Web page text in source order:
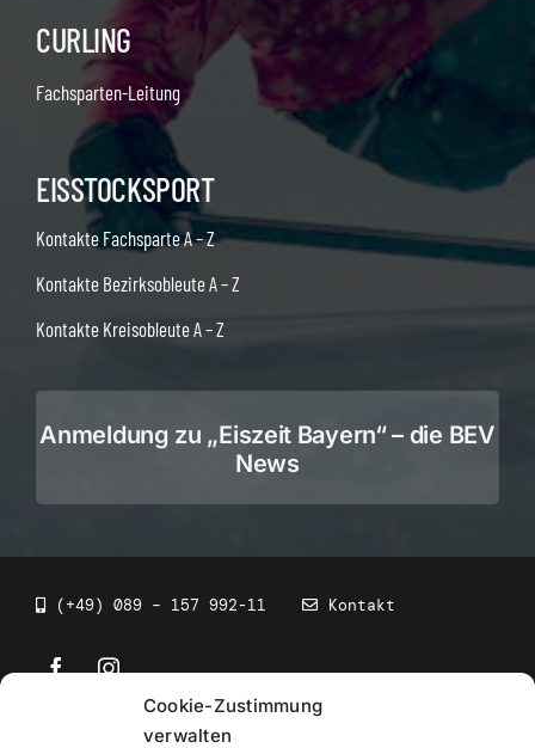
Cookie-Zustimmung
verwalten
CURLING
Fachsparten-Leitung
EISSTOCKSPORT
Kontakte Fachsparte A – Z
Kontakte Bezirksobleute A – Z
Kontakte Kreisobleute A – Z
Anmeldung zu „Eiszeit Bayern“ – die BEV
News
(+49) 089 – 157 992-11 Kontakt
• BEV Bayerischer Eissportverband